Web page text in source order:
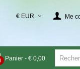
€ EUR Me
Panier - € 0,00